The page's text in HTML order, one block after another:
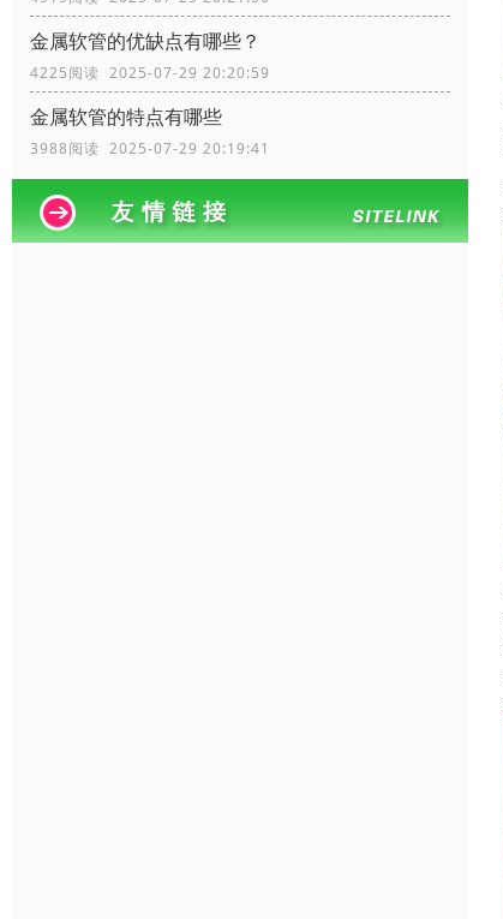
金属软管的优缺点有哪些？
4225阅读 2025-07-29 20:20:59
金属软管的特点有哪些
3988阅读 2025-07-29 20:19:41